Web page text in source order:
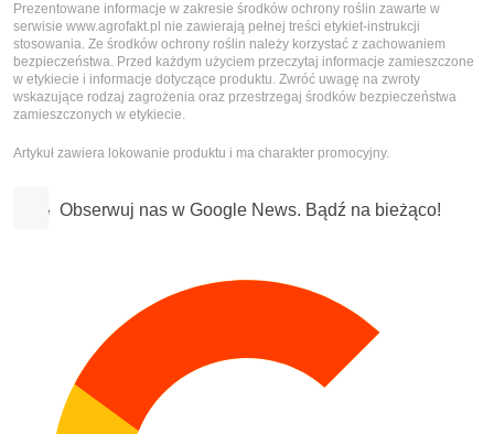
Prezentowane informacje w zakresie środków ochrony roślin zawarte w
serwisie www.agrofakt.pl nie zawierają pełnej treści etykiet-instrukcji
stosowania. Ze środków ochrony roślin należy korzystać z zachowaniem
bezpieczeństwa. Przed każdym użyciem przeczytaj informacje zamieszczone
w etykiecie i informacje dotyczące produktu. Zwróć uwagę na zwroty
wskazujące rodzaj zagrożenia oraz przestrzegaj środków bezpieczeństwa
zamieszczonych w etykiecie.
Artykuł zawiera lokowanie produktu i ma charakter promocyjny.
Obserwuj nas w Google News. Bądź na bieżąco!